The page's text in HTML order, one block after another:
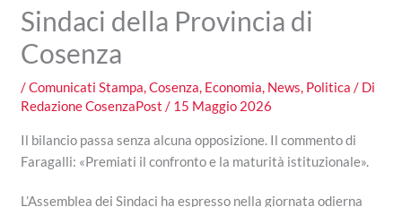
Sindaci della Provincia di
Cosenza
/Comunicati Stampa,Cosenza, Economia, News, Politica / Di
Redazione CosenzaPost/ 15 Maggio 2026
Il bilancio passa senza alcuna opposizione. Il commento di
Faragalli: «Premiati il confronto e la maturità istituzionale».
L’Assemblea dei Sindaci ha espresso nella giornata odierna